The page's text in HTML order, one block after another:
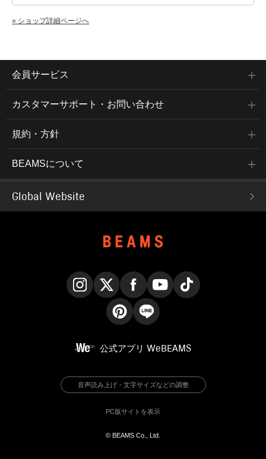
» ショップ詳細ページへ
会員サービス
カスタマーサポート・お問い合わせ
規約・方針
BEAMSについて
Global Website
公式アプリ WeBEAMS
音声読み上げ・文字サイズなどの調整
PC版サイトを表示
© BEAMS Co., Ltd.